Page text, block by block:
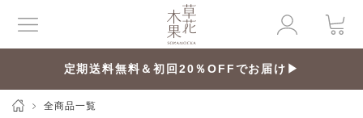
定期送料無料＆初回20％OFFでお届け▶
全商品一覧